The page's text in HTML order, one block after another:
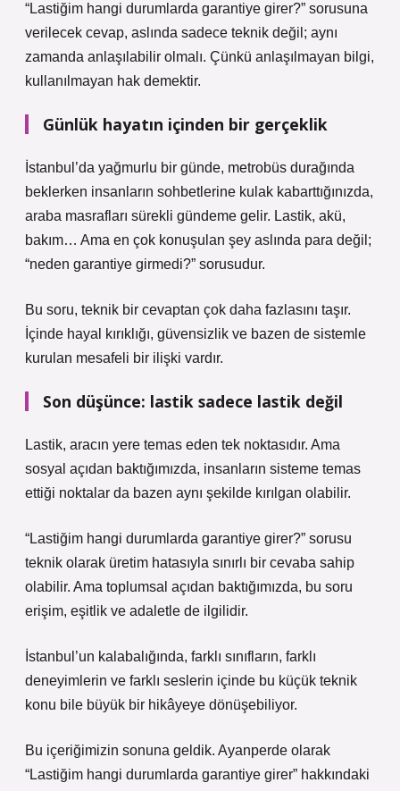
“Lastiğim hangi durumlarda garantiye girer?” sorusuna
verilecek cevap, aslında sadece teknik değil; aynı
zamanda anlaşılabilir olmalı. Çünkü anlaşılmayan bilgi,
kullanılmayan hak demektir.
Günlük hayatın içinden bir gerçeklik
İstanbul’da yağmurlu bir günde, metrobüs durağında
beklerken insanların sohbetlerine kulak kabarttığınızda,
araba masrafları sürekli gündeme gelir. Lastik, akü,
bakım… Ama en çok konuşulan şey aslında para değil;
“neden garantiye girmedi?” sorusudur.
Bu soru, teknik bir cevaptan çok daha fazlasını taşır.
İçinde hayal kırıklığı, güvensizlik ve bazen de sistemle
kurulan mesafeli bir ilişki vardır.
Son düşünce: lastik sadece lastik değil
Lastik, aracın yere temas eden tek noktasıdır. Ama
sosyal açıdan baktığımızda, insanların sisteme temas
ettiği noktalar da bazen aynı şekilde kırılgan olabilir.
“Lastiğim hangi durumlarda garantiye girer?” sorusu
teknik olarak üretim hatasıyla sınırlı bir cevaba sahip
olabilir. Ama toplumsal açıdan baktığımızda, bu soru
erişim, eşitlik ve adaletle de ilgilidir.
İstanbul’un kalabalığında, farklı sınıfların, farklı
deneyimlerin ve farklı seslerin içinde bu küçük teknik
konu bile büyük bir hikâyeye dönüşebiliyor.
Bu içeriğimizin sonuna geldik. Ayanperde olarak
“Lastiğim hangi durumlarda garantiye girer” hakkındaki